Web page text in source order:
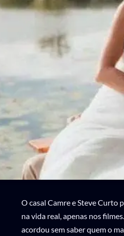
O casal Camre e Steve Curto
na vida real, apenas nos
acordou sem saber quem o